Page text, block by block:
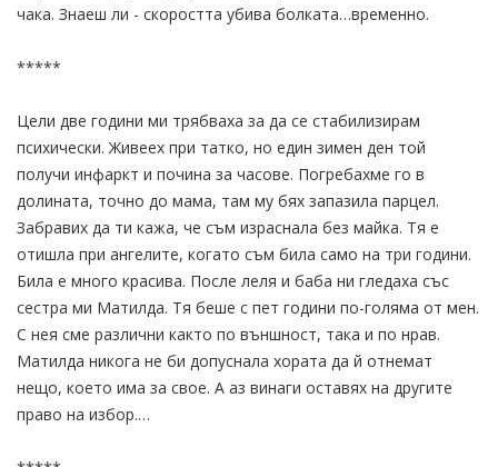
чака. Знаеш ли - скоростта убива болката…временно.
*****
Цели две години ми трябваха за да се стабилизирам
психически. Живеех при татко, но един зимен ден той
получи инфаркт и почина за часове. Погребахме го в
долината, точно до мама, там му бях запазила парцел.
Забравих да ти кажа, че съм израснала без майка. Тя е
отишла при ангелите, когато съм била само на три години.
Била е много красива. После леля и баба ни гледаха със
сестра ми Матилда. Тя беше с пет години по-голяма от мен.
С нея сме различни както по външност, така и по нрав.
Матилда никога не би допуснала хората да й отнемат
нещо, което има за свое. А аз винаги оставях на другите
право на избор.…